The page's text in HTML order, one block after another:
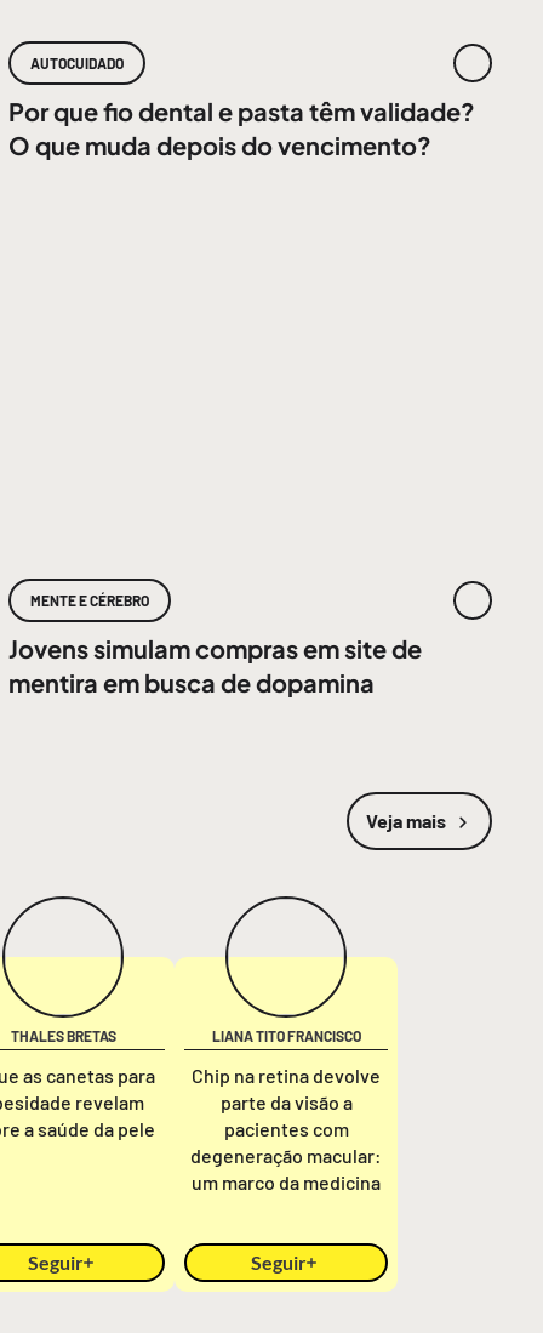
AUTOCUIDADO
Por que fio dental e pasta têm validade?
O que muda depois do vencimento?
MENTE E CÉREBRO
Jovens simulam compras em site de
mentira em busca de dopamina
Veja mais
THALES BRETAS
as canetas para
revelam
a saúde da pele
Seguir
LIANA TITO FRANCISCO
Chip na retina devolve
parte da visão a
pacientes com
degeneração macular:
um marco da medicina
Seguir